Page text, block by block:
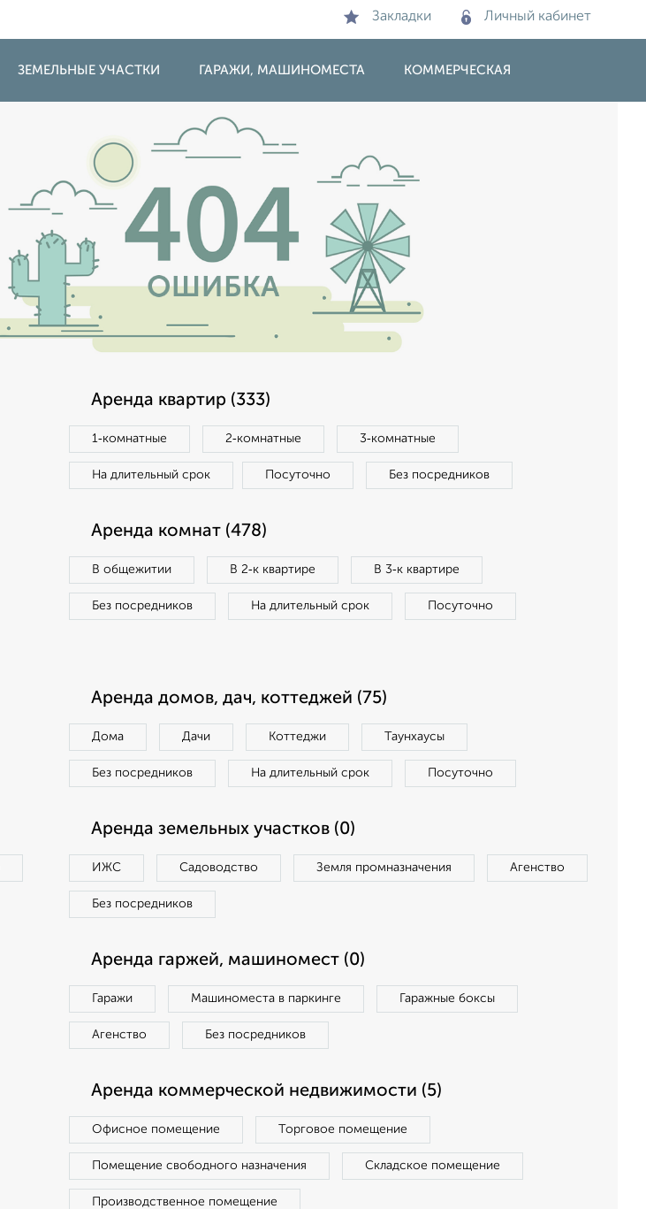
Закладки Личный кабинет
ЗЕМЕЛЬНЫЕ УЧАСТКИ ГАРАЖИ, МАШИНОМЕСТА КОММЕРЧЕСКАЯ
Аренда квартир (333)
1‑комнатные 2‑комнатные 3‑комнатные
На длительный срок Посуточно Без посредников
Аренда комнат (478)
В общежитии В 2‑к квартире В 3‑к квартире
Без посредников На длительный срок Посуточно
Аренда домов, дач, коттеджей (75)
Дома Дачи Коттеджи Таунхаусы
Без посредников На длительный срок Посуточно
Аренда земельных участков (0)
ИЖС Садоводство Земля промназначения Агенство
Без посредников
Аренда гаржей, машиномест (0)
Гаражи Машиноместа в паркинге Гаражные боксы
Агенство Без посредников
Аренда коммерческой недвижимости (5)
Офисное помещение Торговое помещение
Помещение свободного назначения Складское помещение
Производственное помещение